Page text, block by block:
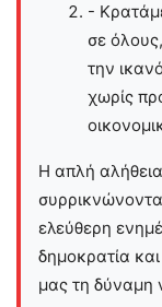
-
σε
την
χωρίς
Η απλή
ελεύθερη
δημοκρατία
μας τη δύναμη